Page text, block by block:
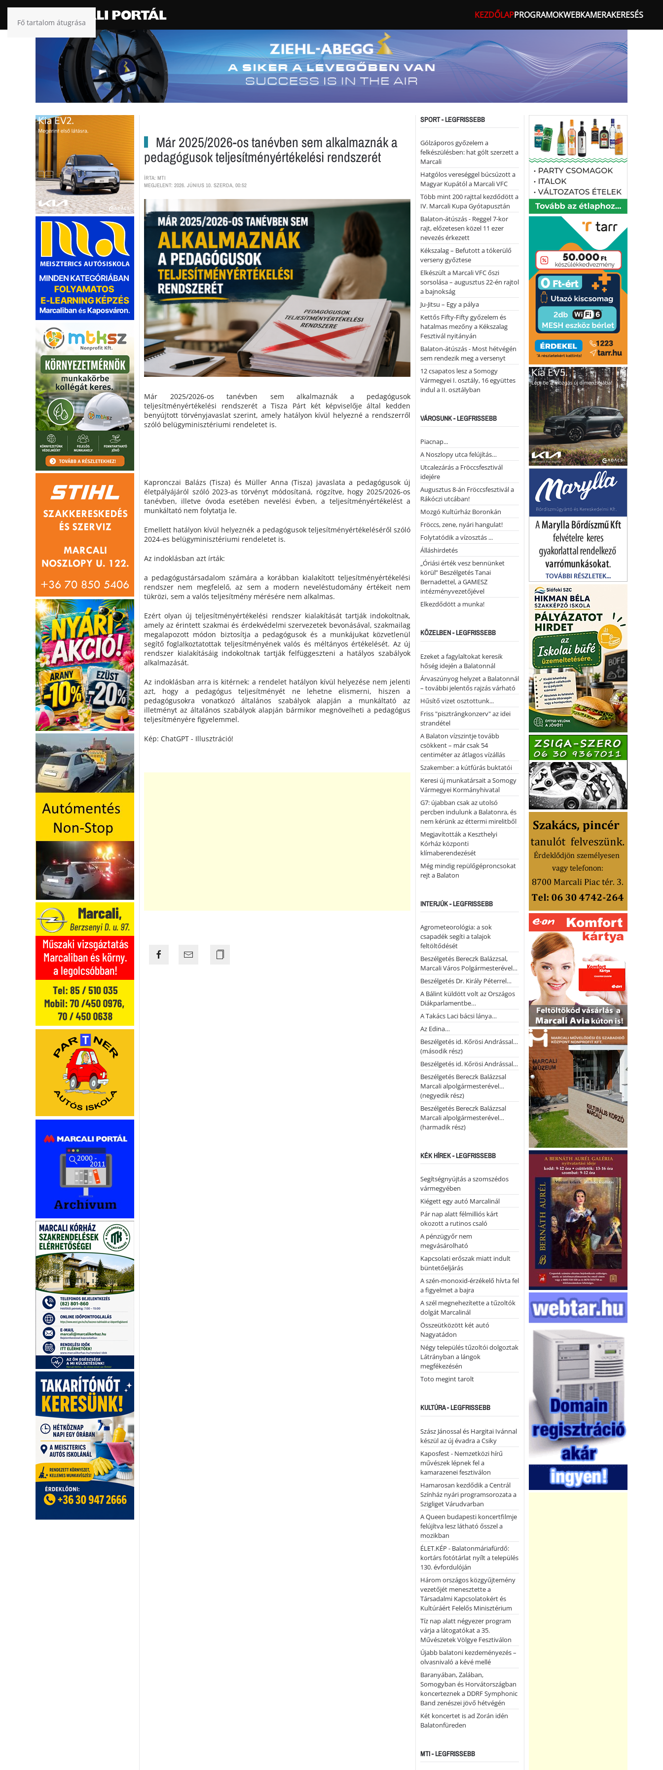
Fő tartalom átugrása
KEZDŐLAPPROGRAMOKWEBKAMERAKERESÉS
Már 2025/2026-os tanévben sem alkalmaznák a
pedagógusok teljesítményértékelési rendszerét
ÍRTA: MTI
MEGJELENT: 2026. JÚNIUS 10. SZERDA, 00:52
Már 2025/2026-os tanévben sem alkalmaznák a pedagógusok
teljesítményértékelési rendszerét a Tisza Párt két képviselője által kedden
benyújtott törvényjavaslat szerint, amely hatályon kívül helyezné a rendszerről
szóló belügyminisztériumi rendeletet is.
Kapronczai Balázs (Tisza) és Müller Anna (Tisza) javaslata a pedagógusok új
életpályájáról szóló 2023-as törvényt módosítaná, rögzítve, hogy 2025/2026-os
tanévben, illetve óvoda esetében nevelési évben, a teljesítményértékelést a
munkáltató nem folytatja le.
Emellett hatályon kívül helyeznék a pedagógusok teljesítményértékeléséről szóló
2024-es belügyminisztériumi rendeletet is.
Az indoklásban azt írták:
a pedagógustársadalom számára a korábban kialakított teljesítményértékelési
rendszer nem megfelelő, az sem a modern neveléstudomány értékeit nem
tükrözi, sem a valós teljesítmény mérésére nem alkalmas.
Ezért olyan új teljesítményértékelési rendszer kialakítását tartják indokoltnak,
amely az érintett szakmai és érdekvédelmi szervezetek bevonásával, szakmailag
megalapozott módon biztosítja a pedagógusok és a munkájukat közvetlenül
segítő foglalkoztatottak teljesítményének valós és méltányos értékelését. Az új
rendszer kialakításáig indokoltnak tartják felfüggeszteni a hatályos szabályok
alkalmazását.
Az indoklásban arra is kitérnek: a rendelet hatályon kívül helyezése nem jelenti
azt, hogy a pedagógus teljesítményét ne lehetne elismerni, hiszen a
pedagógusokra vonatkozó általános szabályok alapján a munkáltató az
illetményt az általános szabályok alapján bármikor megnövelheti a pedagógus
teljesítményére figyelemmel.
Kép: ChatGPT - Illusztráció!
SPORT - LEGFRISSEBB
Gólzáporos győzelem a
felkészülésben: hat gólt szerzett a
Marcali
Hatgólos vereséggel búcsúzott a
Magyar Kupától a Marcali VFC
Több mint 200 rajttal kezdődött a
IV. Marcali Kupa Gyótapusztán
Balaton-átúszás - Reggel 7-kor
rajt, előzetesen közel 11 ezer
nevezés érkezett
Kékszalag – Befutott a tókerülő
verseny győztese
Elkészült a Marcali VFC őszi
sorsolása – augusztus 22-én rajtol
a bajnokság
Ju-Jitsu – Egy a pálya
Kettős Fifty-Fifty győzelem és
hatalmas mezőny a Kékszalag
Fesztivál nyitányán
Balaton-átúszás - Most hétvégén
sem rendezik meg a versenyt
12 csapatos lesz a Somogy
Vármegyei I. osztály, 16 együttes
indul a II. osztályban
VÁROSUNK - LEGFRISSEBB
Piacnap...
A Noszlopy utca felújítás…
Utcalezárás a Fröccsfesztivál
idejére
Augusztus 8-án Fröccsfesztivál a
Rákóczi utcában!
Mozgó Kultúrház Boronkán
Fröccs, zene, nyári hangulat!
Folytatódik a vízosztás ...
Álláshirdetés
„Óriási érték vesz bennünket
körül” Beszélgetés Tanai
Bernadettel, a GAMESZ
intézményvezetőjével
Elkezdődött a munka!
KÖZELBEN - LEGFRISSEBB
Ezeket a fagylaltokat keresik
hőség idején a Balatonnál
Árvaszúnyog helyzet a Balatonnál
– további jelentős rajzás várható
Hűsítő vizet osztottunk...
Friss "pisztrángkonzerv" az idei
strandétel
A Balaton vízszintje tovább
csökkent – már csak 54
centiméter az átlagos vízállás
Szakember: a kútfúrás buktatói
Keresi új munkatársait a Somogy
Vármegyei Kormányhivatal
G7: újabban csak az utolsó
percben indulunk a Balatonra, és
nem kérünk az éttermi mirelitből
Megjavították a Keszthelyi
Kórház központi
klímaberendezését
Még mindig repülőgéproncsokat
rejt a Balaton
INTERJÚK - LEGFRISSEBB
Agrometeorológia: a sok
csapadék segíti a talajok
feltöltődését
Beszélgetés Bereczk Balázzsal,
Marcali Város Polgármesterével…
Beszélgetés Dr. Király Péterrel…
A Bálint küldött volt az Országos
Diákparlamentbe…
A Takács Laci bácsi lánya…
Az Edina…
Beszélgetés id. Kőrösi Andrással…
(második rész)
Beszélgetés id. Kőrösi Andrással…
Beszélgetés Bereczk Balázzsal
Marcali alpolgármesterével…
(negyedik rész)
Beszélgetés Bereczk Balázzsal
Marcali alpolgármesterével…
(harmadik rész)
KÉK HÍREK - LEGFRISSEBB
Segítségnyújtás a szomszédos
vármegyében
Kiégett egy autó Marcalinál
Pár nap alatt félmilliós kárt
okozott a rutinos csaló
A pénzügyőr nem
megvásárolható
Kapcsolati erőszak miatt indult
büntetőeljárás
A szén-monoxid-érzékelő hívta fel
a figyelmet a bajra
A szél megnehezítette a tűzoltók
dolgát Marcalinál
Összeütközött két autó
Nagyatádon
Négy település tűzoltói dolgoztak
Látrányban a lángok
megfékezésén
Toto megint tarolt
KULTÚRA - LEGFRISSEBB
Szász Jánossal és Hargitai Ivánnal
készül az új évadra a Csiky
Kaposfest - Nemzetközi hírű
művészek lépnek fel a
kamarazenei fesztiválon
Hamarosan kezdődik a Centrál
Színház nyári programsorozata a
Szigliget Várudvarban
A Queen budapesti koncertfilmje
felújítva lesz látható ősszel a
mozikban
ÉLET.KÉP - Balatonmáriafürdő:
kortárs fotótárlat nyílt a település
130. évfordulóján
Három országos közgyűjtemény
vezetőjét menesztette a
Társadalmi Kapcsolatokért és
Kultúráért Felelős Minisztérium
Tíz nap alatt négyezer program
várja a látogatókat a 35.
Művészetek Völgye Fesztiválon
Újabb balatoni kezdeményezés –
olvasnivaló a kévé mellé
Baranyában, Zalában,
Somogyban és Horvátországban
koncerteznek a DDRF Symphonic
Band zenészei jövő hétvégén
Két koncertet is ad Zorán idén
Balatonfüreden
MTI - LEGFRISSEBB